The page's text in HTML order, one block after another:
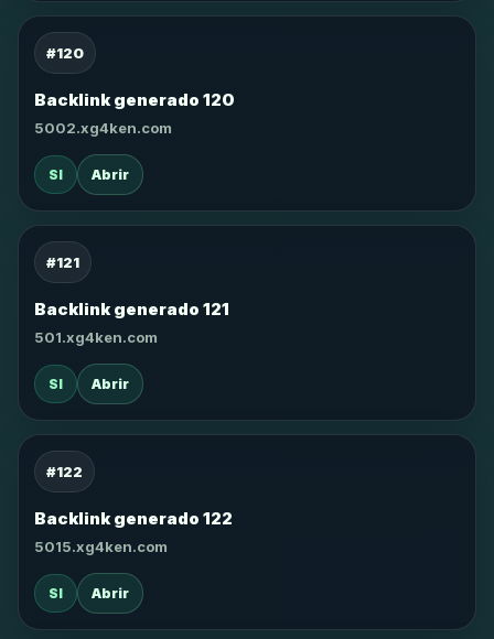
#120
Backlink generado 120
5002.xg4ken.com
SI Abrir
#121
Backlink generado 121
501.xg4ken.com
SI Abrir
#122
Backlink generado 122
5015.xg4ken.com
SI Abrir